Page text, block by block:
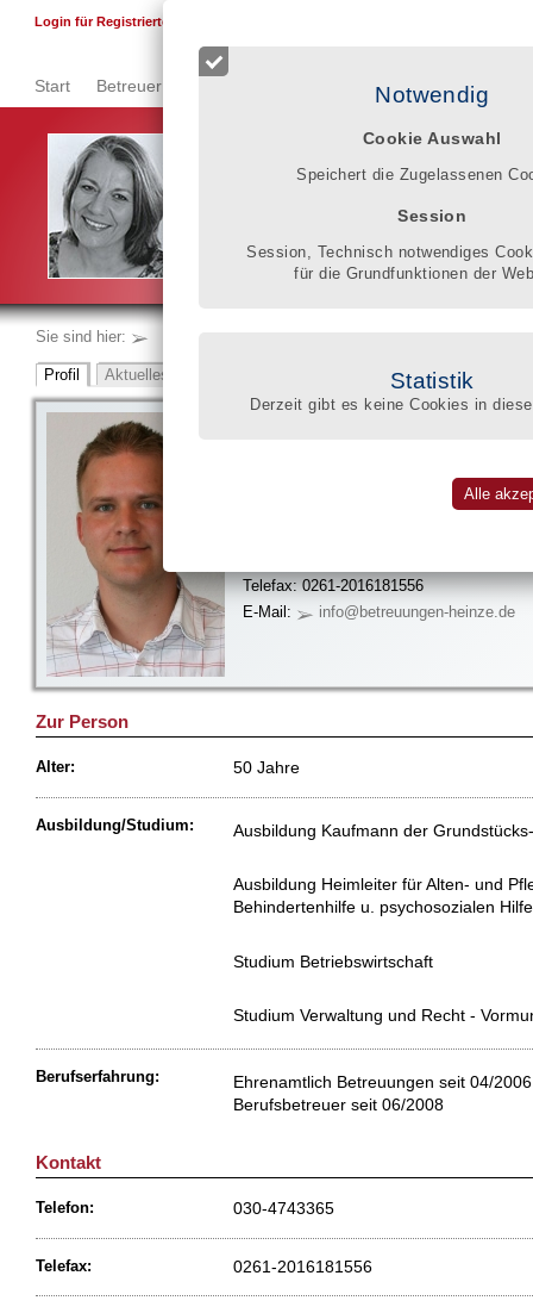
Notwendig
Cookie Auswahl
Speichert die Zugelassenen
Session
Session, Technisch notwendiges
für die Grundfunktionen der
Statistik
Derzeit gibt es keine Cookies in
Start Betreuer finden Registrierung
Klarheit gewinnen, welches wissen-
gesetzlicher Betreuer mitbringt, um die schwierige
Gisela Donner
Login für Registrierte
Sie sind hier:
eingeschrieben im BdB-Qualitätsregister
Telefax: 0261-2016181556
E-Mail:
info@betreuungen-heinze.de
Zur Person
Alter: 50 Jahre
Ausbildung/Studium: Ausbildung Kaufmann der
Ausbildung Heimleiter für Alten- und
Behindertenhilfe u. psychosozialen
Studium Betriebswirtschaft
Studium Verwaltung und Recht -
Berufserfahrung:
Ehrenamtlich Betreuungen seit 04/2006
Berufsbetreuer seit 06/2008
Kontakt
Telefon: 030-4743365
Telefax: 0261-2016181556